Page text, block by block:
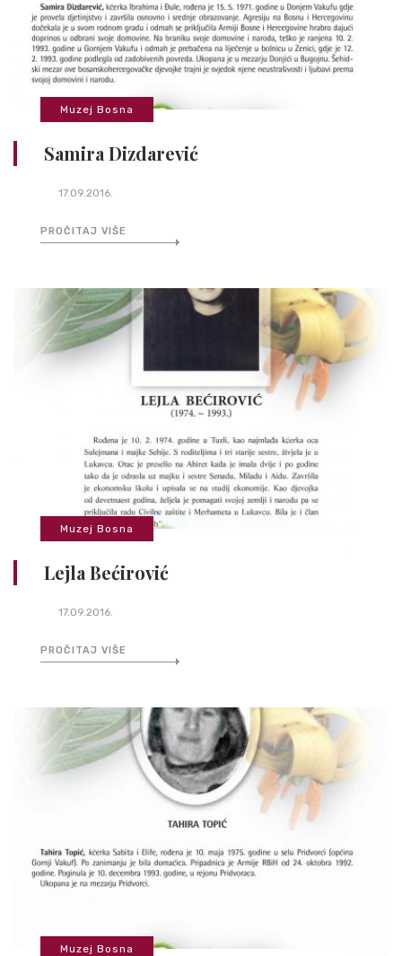
Muzej Bosna
Samira Dizdarević
17.09.2016.
PROČITAJ VIŠE
Muzej Bosna
Lejla Bećirović
17.09.2016.
PROČITAJ VIŠE
Muzej Bosna